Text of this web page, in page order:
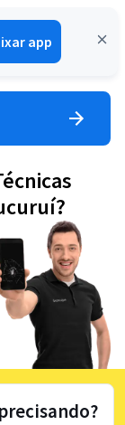
app
Entrar